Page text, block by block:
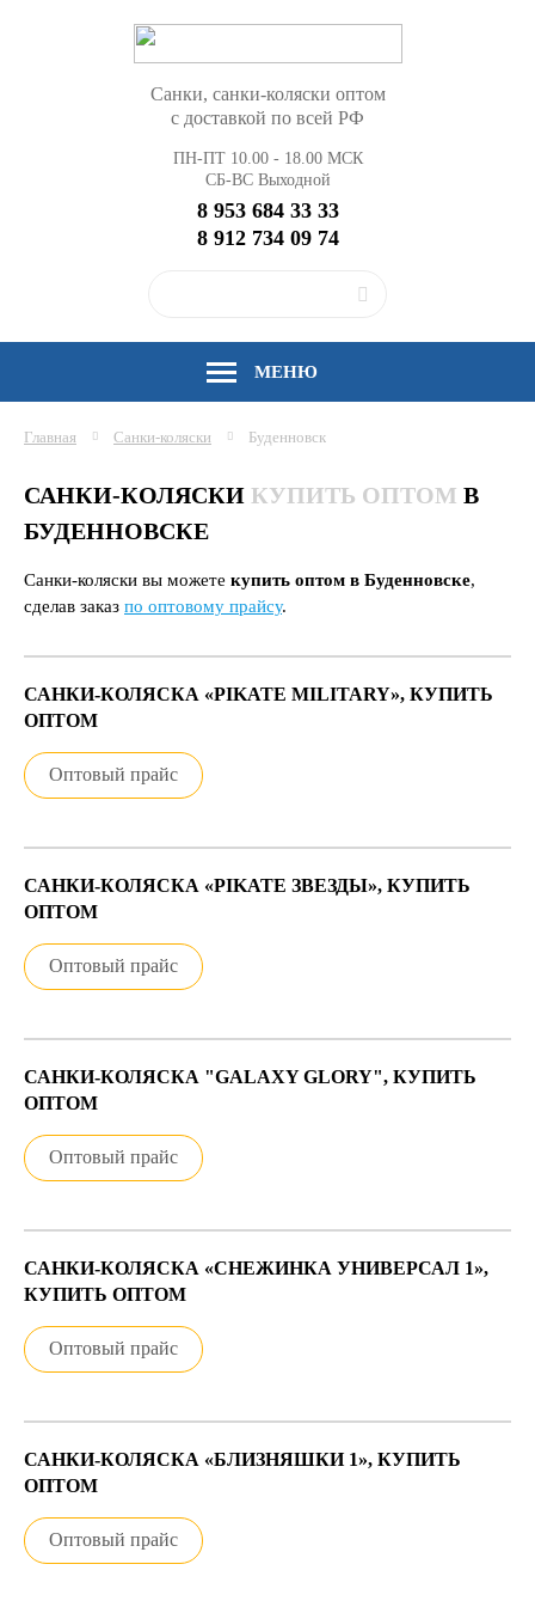
Санки, санки-коляски оптом
с доставкой по всей РФ
ПН-ПТ 10.00 - 18.00 МСК
СБ-ВС Выходной
8 953 684 33 33
8 912 734 09 74
МЕНЮ
Главная Санки-коляски Буденновск
САНКИ-КОЛЯСКИ КУПИТЬ ОПТОМ В
БУДЕННОВСКЕ
Санки-коляски вы можете купить оптом в Буденновске,
сделав заказ по оптовому прайсу.
САНКИ-КОЛЯСКА «PIKATE MILITARY», КУПИТЬ
ОПТОМ
Оптовый прайс
САНКИ-КОЛЯСКА «PIKATE ЗВЕЗДЫ», КУПИТЬ
ОПТОМ
Оптовый прайс
САНКИ-КОЛЯСКА "GALAXY GLORY", КУПИТЬ
ОПТОМ
Оптовый прайс
САНКИ-КОЛЯСКА «СНЕЖИНКА УНИВЕРСАЛ 1»,
КУПИТЬ ОПТОМ
Оптовый прайс
САНКИ-КОЛЯСКА «БЛИЗНЯШКИ 1», КУПИТЬ
ОПТОМ
Оптовый прайс